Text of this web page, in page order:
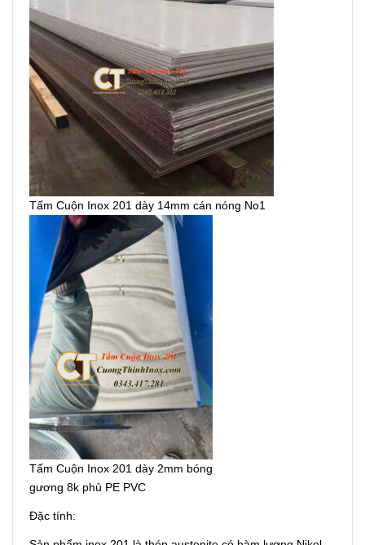
Tấm Cuộn Inox 201 dày 14mm cán nóng No1
Tấm Cuộn Inox 201 dày 2mm bóng
gương 8k phủ PE PVC
Đặc tính: